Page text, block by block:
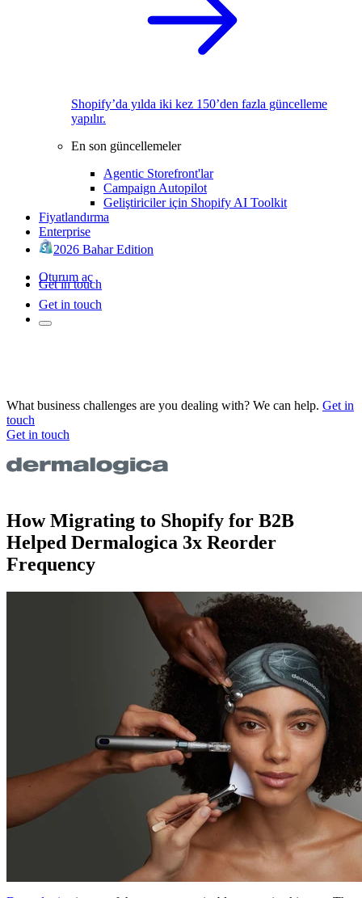
Shopify’da yılda iki kez 150’den fazla güncelleme
yapılır.
En son güncellemeler
Agentic Storefront'lar
Campaign Autopilot
Geliştiriciler için Shopify AI Toolkit
Fiyatlandırma
Enterprise
2026 Bahar Edition
Oturum aç
Get in touch
Get in touch
What business challenges are you dealing with? We can help. Get in
touch
Get in touch
How Migrating to Shopify for B2B
Helped Dermalogica 3x Reorder
Frequency